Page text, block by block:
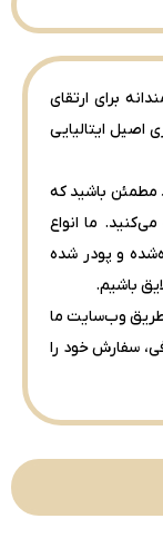
برای ارتقای
اصیل ایتالیایی
مطمئن باشید که
ما انواع
و پودر شده
باشیم.
طریق وب‌سایت ما
سفارش خود را